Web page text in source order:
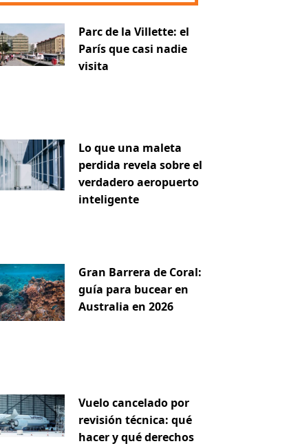
Parc de la Villette: el
París que casi nadie
visita
Lo que una maleta
perdida revela sobre el
verdadero aeropuerto
inteligente
Gran Barrera de Coral:
guía para bucear en
Australia en 2026
Vuelo cancelado por
revisión técnica: qué
hacer y qué derechos